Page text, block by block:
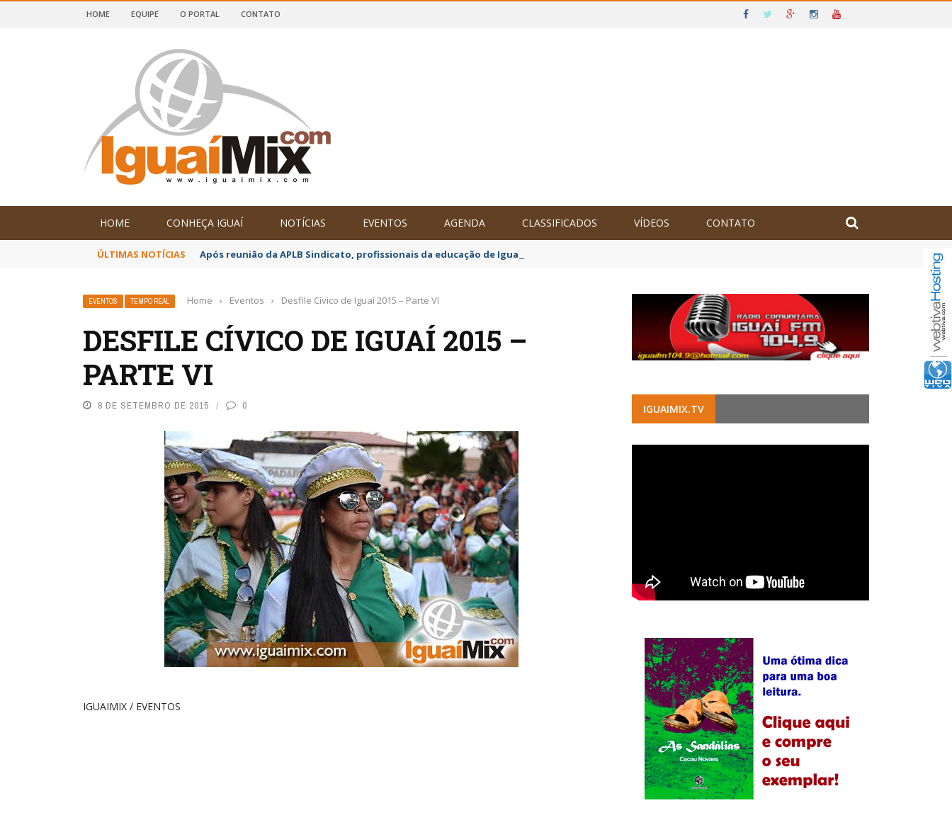
E SUDOESTE DA BAHIA
HOME EQUIPE O PORTAL CONTATO
HOME CONHEÇA IGUAÍ NOTÍCIAS EVENTOS AGENDA CLASSIFICADOS VÍDEOS CONTATO
ÚLTIMAS NOTÍCIAS Após reunião da APLB Sindicato, profissionais da educação de Iguaí decretam mobilização
EVENTOS TEMPO REAL Home › Eventos › Desfile Cívico de Iguaí 2015 – Parte VI
DESFILE CÍVICO DE IGUAÍ 2015 –
PARTE VI
8 DE SETEMBRO DE 2015 0
IGUAIMIX / EVENTOS
IGUAIMIX.TV